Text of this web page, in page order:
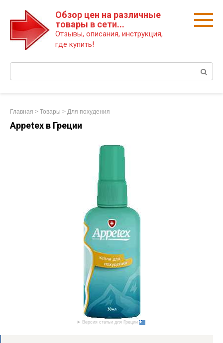
Обзор цен на различные
товары в сети...
Отзывы, описания, инструкция,
где купить!
Главная > Товары > Для похудения
Appetex в Греции
Версия статьи для Греции